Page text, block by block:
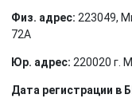
Физ. адрес: 223049,
72А
Юр. адрес: 220020 г.
Дата регистрации в